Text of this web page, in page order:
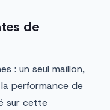
de
: un seul maillon,
performance de
sur cette